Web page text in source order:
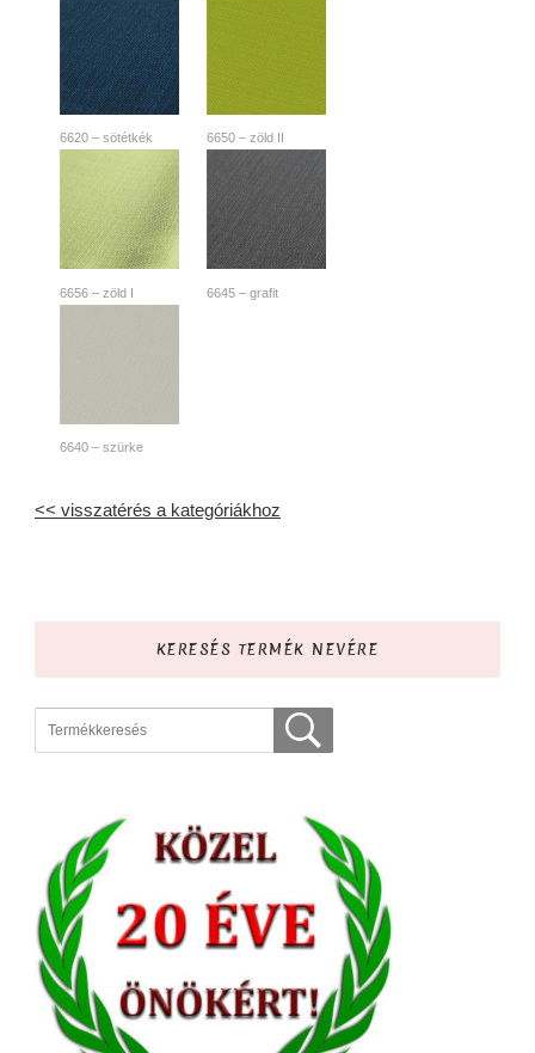
6620 – sötétkék 6650 – zöld II
6656 – zöld I 6645 – grafit
6640 – szürke
<< visszatérés a kategóriákhoz
KERESÉS TERMÉK NEVÉRE